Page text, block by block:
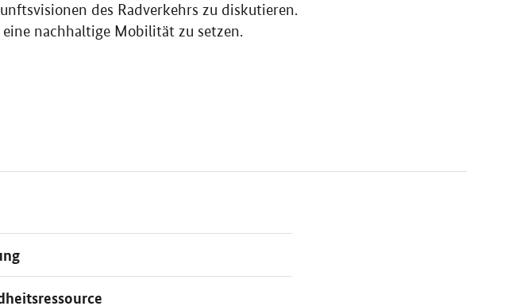
des Radverkehrs zu diskutieren.
nachhaltige Mobilität zu setzen.